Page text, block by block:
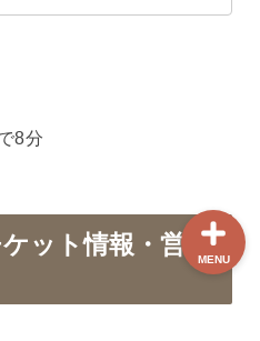
8分
ット情報・営業
MENU
ボックスについ